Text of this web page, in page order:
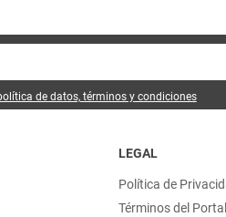
de datos, términos y condiciones
LEGAL
Política de
Términos del Portal